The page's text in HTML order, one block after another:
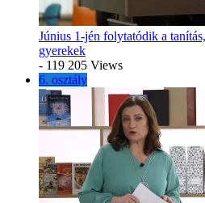
Június 1-jén folytatódik a
gyerekek
- 119 205 Views
6. osztály